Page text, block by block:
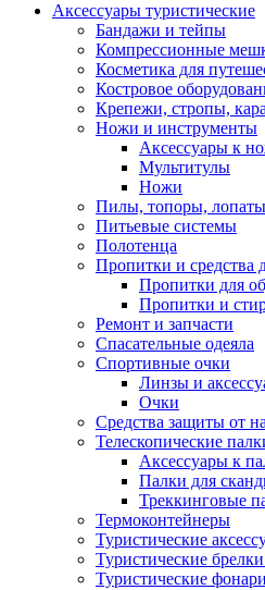
Аксессуары туристические
Бандажи и тейпы
Компрессионные
Косметика для
Костровое
Крепежи, стропы,
Ножи и инструменты
Аксессуары к
Мультитулы
Ножи
Пилы, топоры, лопаты
Питьевые системы
Полотенца
Пропитки и средства
Пропитки для
Пропитки и
Ремонт и запчасти
Спасательные одеяла
Спортивные очки
Линзы и
Очки
Средства защиты от
Телескопические
Аксессуары к
Палки для
Треккинговые
Термоконтейнеры
Туристические
Туристические
Туристические фонари